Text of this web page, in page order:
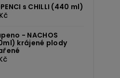
s CHILLI (440 ml)
- NACHOS
krájené plody